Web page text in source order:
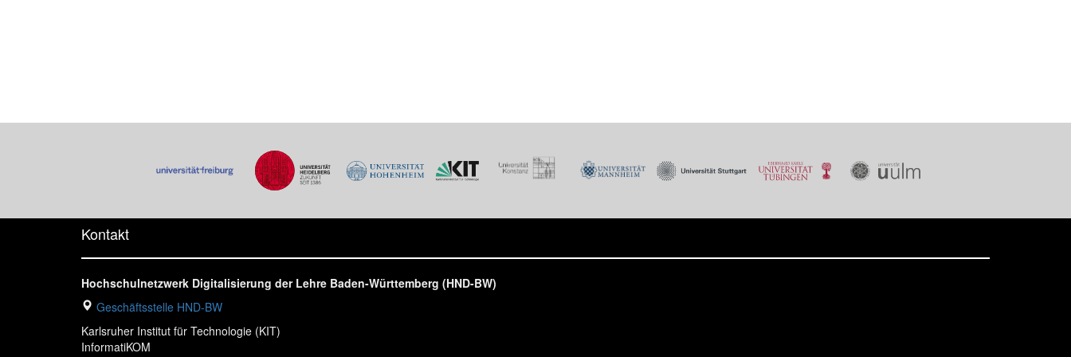
Kontakt
Hochschulnetzwerk Digitalisierung der Lehre Baden-Württemberg (HND-BW)
Geschäftsstelle HND-BW
Karlsruher Institut für Technologie (KIT)
InformatiKOM